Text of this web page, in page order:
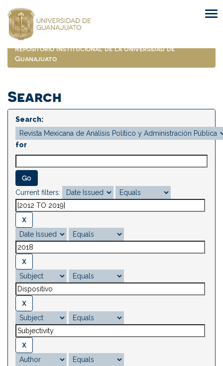
navigation
Repositorio Institucional de la Universidad de
Guanajuato
Search
Search:
for
Current filters: